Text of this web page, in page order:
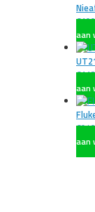
€
aan
€
aan
€
aan